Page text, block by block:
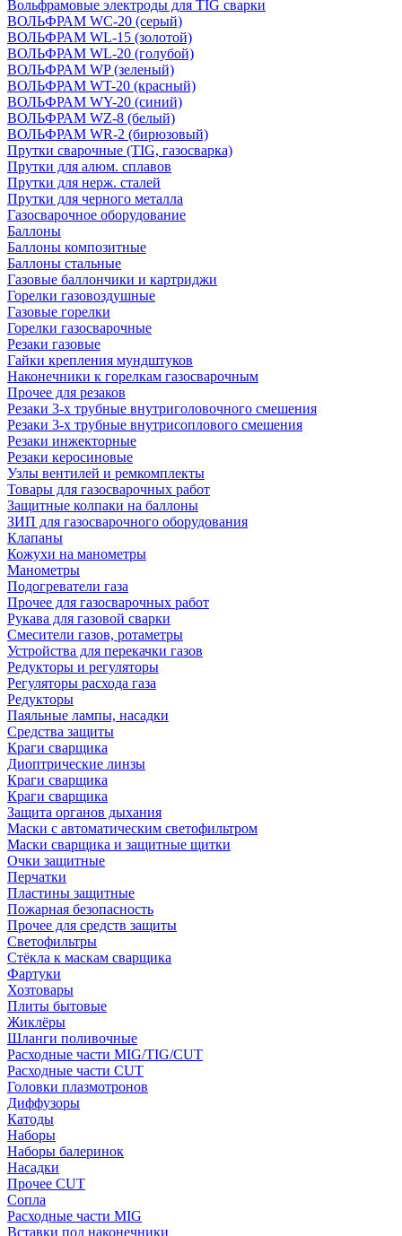
Вольфрамовые электроды для TIG сварки
ВОЛЬФРАМ WC-20 (серый)
ВОЛЬФРАМ WL-15 (золотой)
ВОЛЬФРАМ WL-20 (голубой)
ВОЛЬФРАМ WP (зеленый)
ВОЛЬФРАМ WT-20 (красный)
ВОЛЬФРАМ WY-20 (синий)
ВОЛЬФРАМ WZ-8 (белый)
ВОЛЬФРАМ WR-2 (бирюзовый)
Прутки сварочные (TIG, газосварка)
Прутки для алюм. сплавов
Прутки для нерж. сталей
Прутки для черного металла
Газосварочное оборудование
Баллоны
Баллоны композитные
Баллоны стальные
Газовые баллончики и картриджи
Горелки газовоздушные
Газовые горелки
Горелки газосварочные
Резаки газовые
Гайки крепления мундштуков
Наконечники к горелкам газосварочным
Прочее для резаков
Резаки 3-х трубные внутриголовочного смешения
Резаки 3-х трубные внутрисоплового смешения
Резаки инжекторные
Резаки керосиновые
Узлы вентилей и ремкомплекты
Товары для газосварочных работ
Защитные колпаки на баллоны
ЗИП для газосварочного оборудования
Клапаны
Кожухи на манометры
Манометры
Подогреватели газа
Прочее для газосварочных работ
Рукава для газовой сварки
Смесители газов, ротаметры
Устройства для перекачки газов
Редукторы и регуляторы
Регуляторы расхода газа
Редукторы
Паяльные лампы, насадки
Средства защиты
Краги сварщика
Диоптрические линзы
Краги сварщика
Краги сварщика
Защита органов дыхания
Маски с автоматическим светофильтром
Маски сварщика и защитные щитки
Очки защитные
Перчатки
Пластины защитные
Пожарная безопасность
Прочее для средств защиты
Светофильтры
Стёкла к маскам сварщика
Фартуки
Хозтовары
Плиты бытовые
Жиклёры
Шланги поливочные
Расходные части MIG/TIG/CUT
Расходные части CUT
Головки плазмотронов
Диффузоры
Катоды
Наборы
Наборы балеринок
Насадки
Прочее CUT
Сопла
Расходные части MIG
Вставки под наконечники